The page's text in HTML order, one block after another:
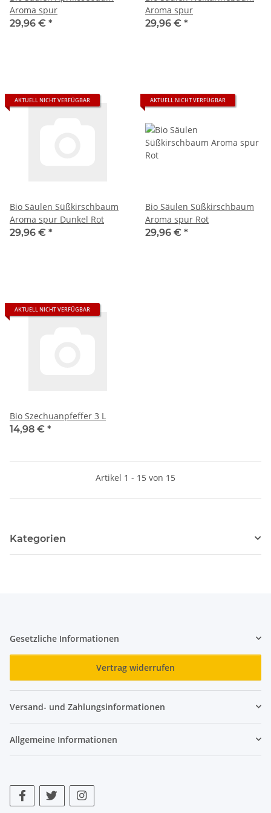
Aroma spur
29,96 € *
Aroma spur
29,96 € *
AKTUELL NICHT VERFÜGBAR
Bio Säulen Süßkirschbaum
Aroma spur Dunkel Rot
29,96 € *
AKTUELL NICHT VERFÜGBAR
Bio Säulen Süßkirschbaum
Aroma spur Rot
29,96 € *
AKTUELL NICHT VERFÜGBAR
Bio Szechuanpfeffer 3 L
14,98 € *
Artikel 1 - 15 von 15
Kategorien
Gesetzliche Informationen
Vertrag widerrufen
Versand- und Zahlungsinformationen
Allgemeine Informationen